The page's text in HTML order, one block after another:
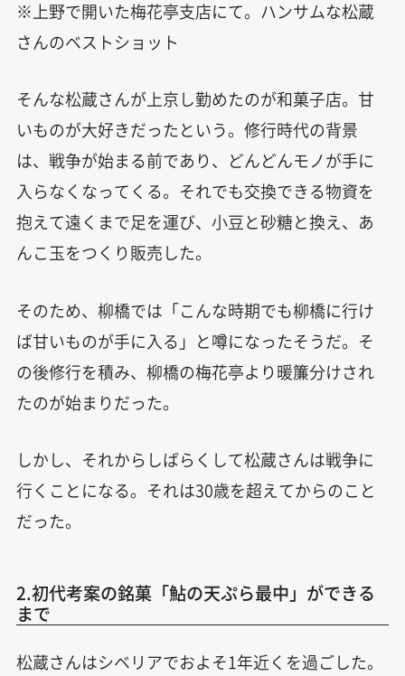
※上野で開いた梅花亭支店にて。ハンサムな松蔵
さんのベストショット
そんな松蔵さんが上京し勤めたのが和菓子店。甘
いものが大好きだったという。修行時代の背景
は、戦争が始まる前であり、どんどんモノが手に
入らなくなってくる。それでも交換できる物資を
抱えて遠くまで足を運び、小豆と砂糖と換え、あ
んこ玉をつくり販売した。
そのため、柳橋では「こんな時期でも柳橋に行け
ば甘いものが手に入る」と噂になったそうだ。そ
の後修行を積み、柳橋の梅花亭より暖簾分けされ
たのが始まりだった。
しかし、それからしばらくして松蔵さんは戦争に
行くことになる。それは30歳を超えてからのこと
だった。
2.初代考案の銘菓「鮎の天ぷら最中」ができる
まで
松蔵さんはシベリアでおよそ1年近くを過ごした。